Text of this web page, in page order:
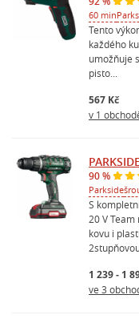
60 min
Tento
každého
umožňuje
pisto...
567 Kč
v 1
90 %
Parkside
S
20 V
kovu i
1 239 - 1
ve 3